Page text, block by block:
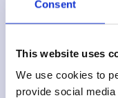
Consent
This website uses
We use cookies to
provide social
Das hochmoderne
bietet spezielle
mit Ekso Bionics, um
zu gewinnen und die
Rehabilitation zu erstellen.